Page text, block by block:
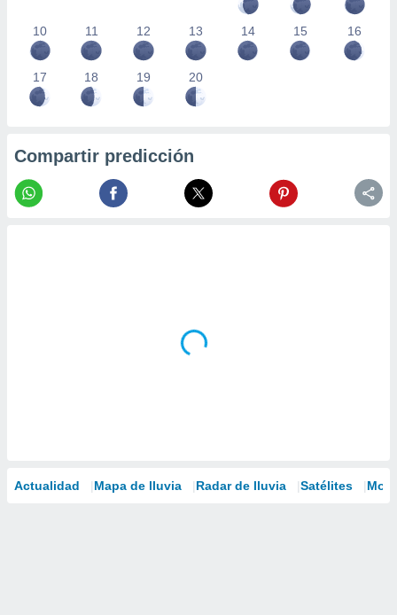
10 11 12 13 14 15 16
17 18 19 20
Compartir predicción
Actualidad Mapa de lluvia Radar de lluvia Satélites